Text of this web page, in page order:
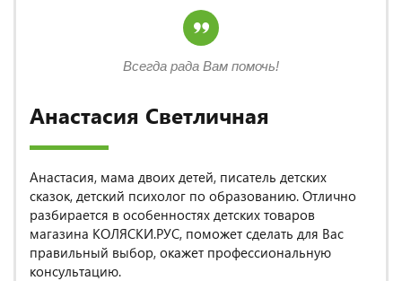
Анастасия Светличная
Анастасия, мама двоих детей, писатель детских
сказок, детский психолог по образованию. Отлично
разбирается в особенностях детских товаров
магазина КОЛЯСКИ.РУС, поможет сделать для Вас
правильный выбор, окажет профессиональную
консультацию.
Всегда рада Вам помочь!